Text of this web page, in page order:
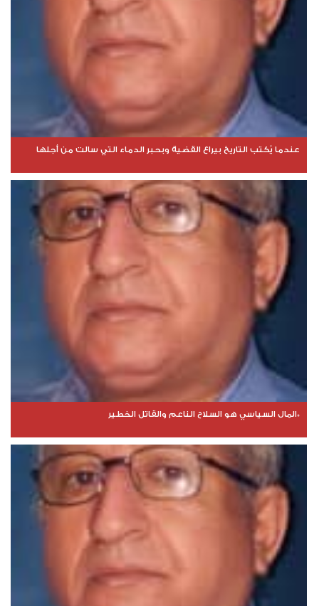
عندما يُكتب التاريخ بيراع القضية وبحبر الدماء التي سالت من أجلها
*المال السياسي هو السلاح الناعم والقاتل الخطير